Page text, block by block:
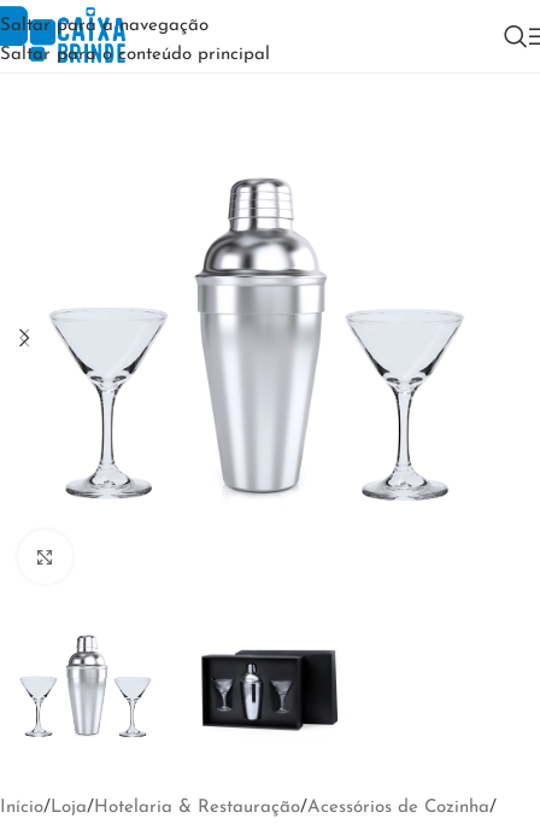
Saltar para a navegação
Saltar para o conteúdo principal
Início/Loja/Hotelaria & Restauração/Acessórios de Cozinha/